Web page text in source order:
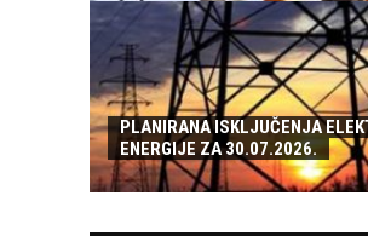
PLANIRANA ISKLJUČENJA
ENERGIJE ZA 30.07.2026.